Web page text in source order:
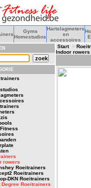
Gyms
Homestudios
Hartslagmeters
en
accessoires
rowers
Roeitrainers
Roeitrainers
DKN Roeitrainers
Degree Roeitrainers
Start>
Indoor rowers